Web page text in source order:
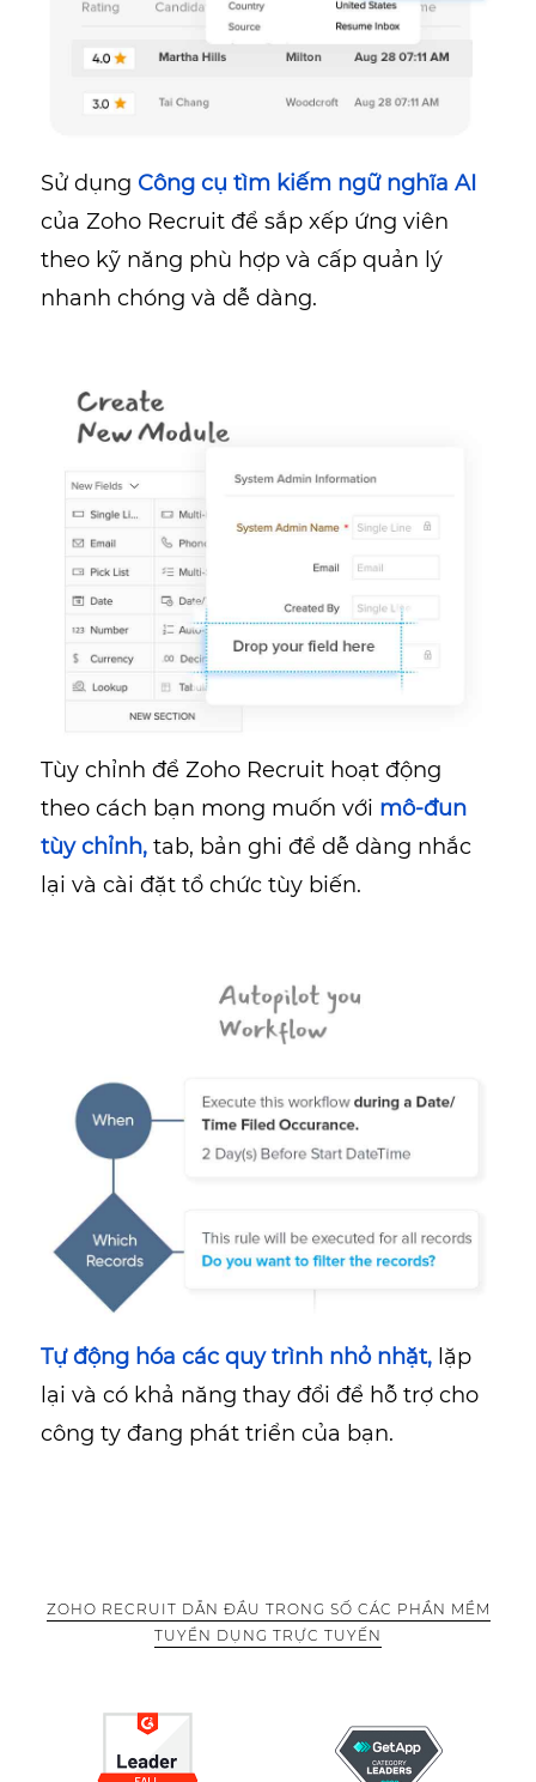
Sử dụng Công cụ tìm kiếm ngữ nghĩa AI
của Zoho Recruit để sắp xếp ứng viên
theo kỹ năng phù hợp và cấp quản lý
nhanh chóng và dễ dàng.
Tùy chỉnh để Zoho Recruit hoạt động
theo cách bạn mong muốn với mô-đun
tùy chỉnh,tab, bản ghi để dễ dàng nhắc
lại và cài đặt tổ chức tùy biến.
Tự động hóa các quy trình nhỏ nhặt,lặp
lại và có khả năng thay đổi để hỗ trợ cho
công ty đang phát triển của bạn.
ZOHO RECRUIT DẪN ĐẦU TRONG SỐ CÁC PHẦN MỀM
TUYỂN DỤNG TRỰC TUYẾN